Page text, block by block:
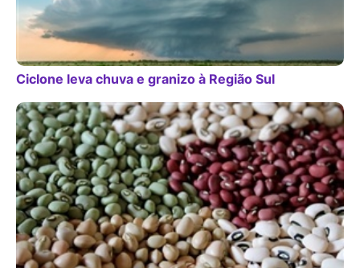
Ciclone leva chuva e granizo à Região Sul